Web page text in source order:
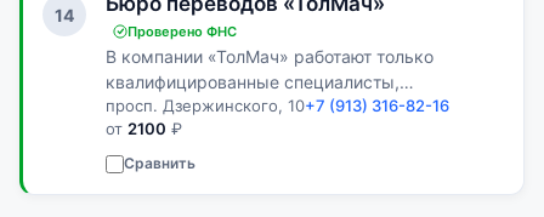
14
Проверено ФНС
В компании «ТолМач» работают только
квалифицированные специалисты,
доказавшие свою прибыль.
просп. Дзержинского, 10+7 (913) 316-82-16
от 2100 ₽
Сравнить